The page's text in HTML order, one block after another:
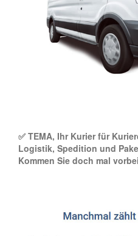
✅ TEMA, Ihr Kurier für
Logistik, Spedition und
Kommen Sie doch mal